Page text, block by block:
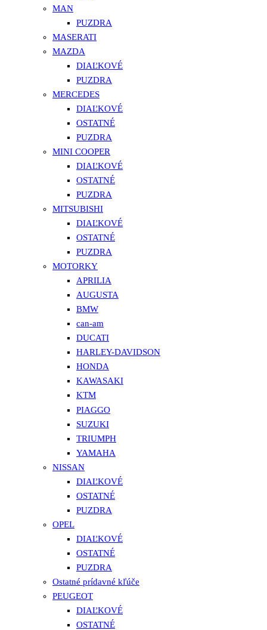
MAN
PUZDRA
MASERATI
MAZDA
DIAĽKOVÉ
PUZDRA
MERCEDES
DIAĽKOVÉ
OSTATNÉ
PUZDRA
MINI COOPER
DIAĽKOVÉ
OSTATNÉ
PUZDRA
MITSUBISHI
DIAĽKOVÉ
OSTATNÉ
PUZDRA
MOTORKY
APRILIA
AUGUSTA
BMW
can-am
DUCATI
HARLEY-DAVIDSON
HONDA
KAWASAKI
KTM
PIAGGO
SUZUKI
TRIUMPH
YAMAHA
NISSAN
DIAĽKOVÉ
OSTATNÉ
PUZDRA
OPEL
DIAĽKOVÉ
OSTATNÉ
PUZDRA
Ostatné prídavné kľúče
PEUGEOT
DIAĽKOVÉ
OSTATNÉ